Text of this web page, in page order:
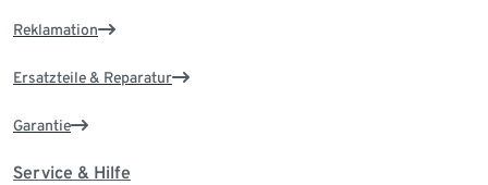
Reklamation
Ersatzteile & Reparatur
Garantie
Service & Hilfe